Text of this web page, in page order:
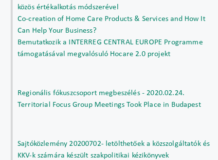
közös értékalkotás módszerével
Co-creation of Home Care Products & Services and How It
Can Help Your Business?
Bemutatkozik a INTERREG CENTRAL EUROPE Programme
támogatásával megvalósuló Hocare 2.0 projekt
Regionális fókuszcsoport megbeszélés - 2020.02.24.
Territorial Focus Group Meetings Took Place in Budapest
Sajtóközlemény 20200702- letölthetőek a közszolgáltatók és
KKV-k számára készült szakpolitikai kézikönyvek